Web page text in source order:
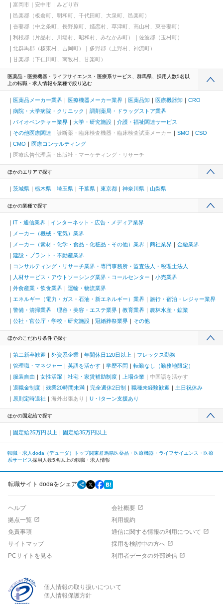
富岡市
安中市
みどり市
邑楽郡（板倉町、明和町、千代田町、大泉町、邑楽町）
吾妻郡（中之条町、長野原町、嬬恋村、草津町、高山村、東吾妻町）
利根郡（片品村、川場村、昭和村、みなかみ町）
佐波郡（玉村町）
北群馬郡（榛東村、吉岡町）
多野郡（上野村、神流町）
甘楽郡（下仁田町、南牧村、甘楽町）
医薬品・医療機器・ライフサイエンス・医療系サービス、群馬県、採用人数5名以
上の転職・求人情報を業種で絞り込む
医薬品メーカー業界 医療機器メーカー業界 医薬品卸 医療機器卸
CRO
病院・大学病院・クリニック
調剤薬局・ドラッグストア業界
バイオベンチャー業界
大学・研究施設
介護・福祉関連サービス
その他医療関連
診断薬・臨床検査機器・臨床検査試薬メーカー SMO
CSO
CMO
医療コンサルティング
医療広告代理店・出版社・マーケティング・リサーチ
ほかのエリアで探す
茨城県 栃木県 埼玉県 千葉県 東京都 神奈川県 山梨県
ほかの業種で探す
IT・通信業界
インターネット・広告・メディア業界
メーカー（機械・電気）業界
メーカー（素材・化学・食品・化粧品・その他）業界
商社業界
金融業界
建設・プラント・不動産業界
コンサルティング・リサーチ業界・専門事務所・監査法人・税理士法人
人材サービス・アウトソーシング業界・コールセンター
小売業界
外食産業・飲食業界
運輸・物流業界
エネルギー（電力・ガス・石油・新エネルギー）業界
旅行・宿泊・レジャー業界
警備・清掃業界
理容・美容・エステ業界 教育業界
農林水産・鉱業
公社・官公庁・学校・研究施設
冠婚葬祭業界 その他
ほかのこだわり条件で探す
第二新卒歓迎 外資系企業 年間休日120日以上
フレックス勤務
管理職・マネジャー
英語を活かす 学歴不問
転勤なし（勤務地限定）
服装自由
女性活躍 社宅・家賃補助制度 上場企業
中国語を活かす
退職金制度
残業20時間未満 完全週休2日制 職種未経験歓迎
土日祝休み
原則定時退社
海外出張あり U・Iターン支援あり
ほかの固定給で探す
固定給25万円以上 固定給35万円以上
転職・求人doda（デューダ）トップ関東群馬県医薬品・医療機器・ライフサイエンス・医療
系サービス採用人数5名以上の転職・求人情報
転職サイト dodaをシェア
ヘルプ
会社概要
拠点一覧
利用規約
免責事項
通信に関する情報の利用について
サイトマップ
採用を検討中の方へ
PCサイトを見る
利用者データの外部送信
個人情報の取り扱いについて
個人情報保護方針